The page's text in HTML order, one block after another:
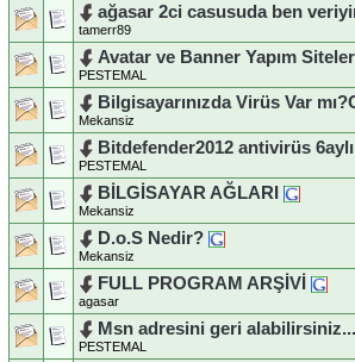
ağasar 2ci casusuda ben
tamerr89
Avatar ve Banner Yapım
PESTEMAL
Bilgisayarınızda Virüs Var
Mekansiz
Bitdefender2012 antivirüs
PESTEMAL
BİLGİSAYAR AĞLARI
Mekansiz
D.o.S Nedir?
Mekansiz
FULL PROGRAM ARŞİVİ
agasar
Msn adresini geri alabilirsiniz...
PESTEMAL